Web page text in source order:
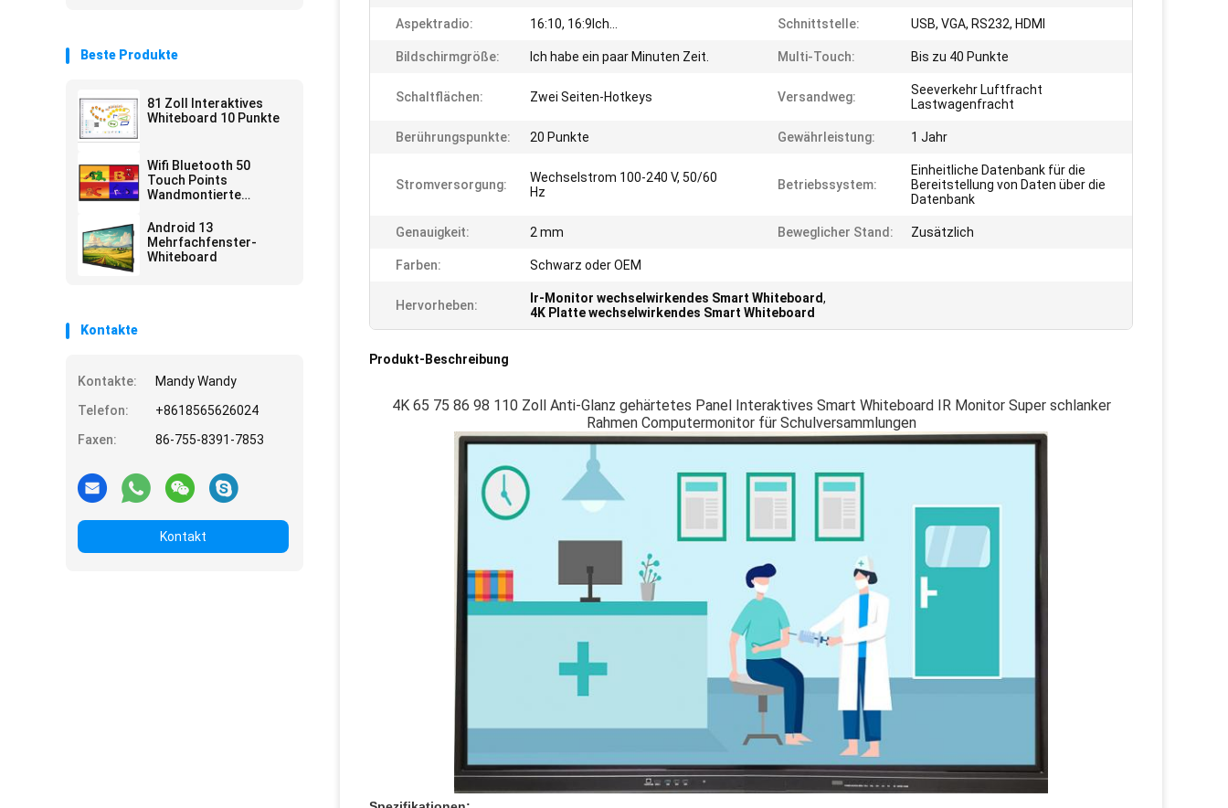
Beste Produkte
81 Zoll Interaktives
Whiteboard 10 Punkte
Wifi Bluetooth 50
Touch Points
Wandmontierte
Android 13
Mehrfachfenster-
Whiteboard
Kontakte
Kontakte:
Mandy Wandy
Telefon:
+8618565626024
Faxen:
86-755-8391-7853
Kontakt
Aspektradio: 16:10, 16:9Ich... Schnittstelle: USB, VGA, RS232, HDMI
Bildschirmgröße: Ich habe ein paar Minuten Zeit. Multi-Touch: Bis zu 40 Punkte
Schaltflächen: Zwei Seiten-Hotkeys Versandweg:
Seeverkehr Luftfracht
Lastwagenfracht
Berührungspunkte: 20 Punkte Gewährleistung: 1 Jahr
Stromversorgung:
Wechselstrom 100-240 V, 50/60
Hz
Betriebssystem:
Einheitliche Datenbank für die
Bereitstellung von Daten über die
Datenbank
Genauigkeit: 2 mm Beweglicher Stand: Zusätzlich
Farben: Schwarz oder OEM
Hervorheben: Ir-Monitor wechselwirkendes Smart Whiteboard,
4K Platte wechselwirkendes Smart Whiteboard
Produkt-Beschreibung
4K 65 75 86 98 110 Zoll Anti-Glanz gehärtetes Panel Interaktives Smart Whiteboard IR Monitor Super schlanker
Rahmen Computermonitor für Schulversammlungen